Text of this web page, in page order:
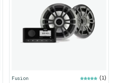
Fusion (1)